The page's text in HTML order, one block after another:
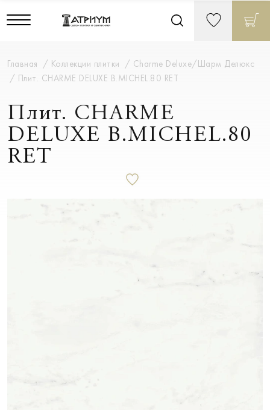
Главная Коллекции плитки
Charme Deluxe/Шарм Делюкс
Плит. CHARME DELUXE B.MICHEL.80 RET
Плит. CHARME
DELUXE B.MICHEL.80
RET